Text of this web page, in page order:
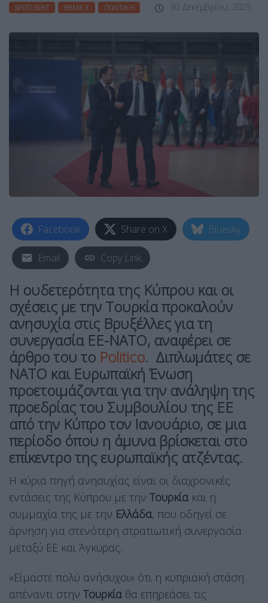
SPOTLIGHT ΘΈΜΑ 3 ΠΟΛΙΤΙΚΉ 30 Δεκεμβρίου, 2025
Facebook Share on X Bluesky
Email Copy Link
Η ουδετερότητα της Κύπρου και οι
σχέσεις με την Τουρκία προκαλούν
ανησυχία στις Βρυξέλλες για τη
συνεργασία ΕΕ-ΝΑΤΟ, αναφέρει σε
άρθρο του το Politico. Διπλωμάτες σε
ΝΑΤΟ και Ευρωπαϊκή Ένωση
προετοιμάζονται για την ανάληψη της
προεδρίας του Συμβουλίου της ΕΕ
από την Κύπροτον Ιανουάριο, σε μια
περίοδο όπου η άμυνα βρίσκεται στο
επίκεντρο της ευρωπαϊκής ατζέντας.
Η κύρια πηγή ανησυχίας είναι οι διαχρονικές
εντάσεις της Κύπρου με την Τουρκία και η
συμμαχία της με την Ελλάδα, που οδηγεί σε
άρνηση για στενότερη στρατιωτική συνεργασία
μεταξύ ΕΕ και Άγκυρας.
«Είμαστε πολύ ανήσυχοι» ότι η κυπριακή στάση
απέναντι στην Τουρκία θα επηρεάσει τις